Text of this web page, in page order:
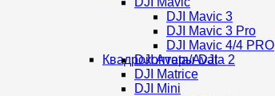
Квадрокоптеры DJI
DJI Mavic 3
DJI Mavic 3 Pro
DJI Mavic 4/4 PRO
DJI Avata/Avata 2
DJI Matrice
DJI Mini